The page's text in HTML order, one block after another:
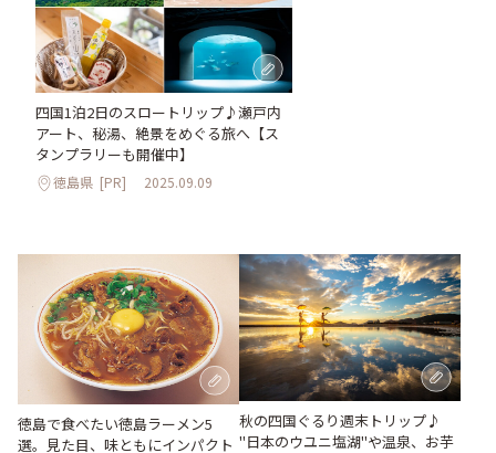
四国1泊2日のスロートリップ♪瀬戸内
アート、秘湯、絶景をめぐる旅へ【ス
タンプラリーも開催中】
徳島県 [PR] 2025.09.09
徳島で食べたい徳島ラーメン5
選。見た目、味ともにインパクト
秋の四国ぐるり週末トリップ♪
"日本のウユニ塩湖"や温泉、お芋